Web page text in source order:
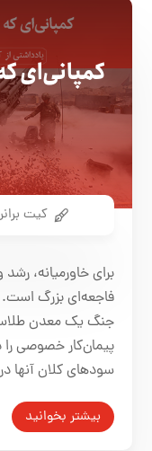
کمپانی‌ای
کیت
برای خاورمیانه،
فاجعه‌ای بزرگ است.
جنگ یک معدن
پیمان‌کار خصوصی را
سودهای کلان آنها
بیشتر بخوانید